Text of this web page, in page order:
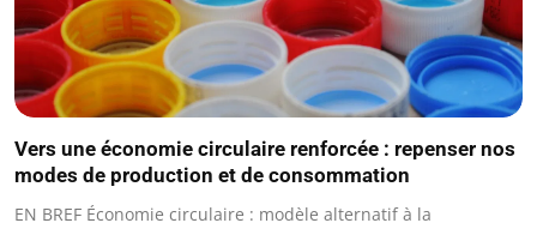
Vers une économie circulaire renforcée : repenser nos
modes de production et de consommation
EN BREF Économie circulaire : modèle alternatif à la